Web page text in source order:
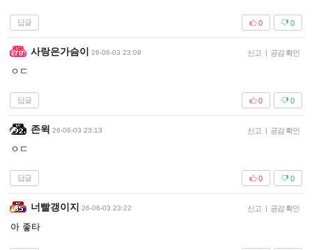
답글 0
0
사랑은가슴이 26-06-03 23:09 신고 | 공감 확인
ㅇㄷ
답글 0
0
존윅 26-06-03 23:13 신고 | 공감 확인
ㅇㄷ
답글 0
0
너빨갱이지 26-06-03 23:22 신고 | 공감 확인
아 좋타